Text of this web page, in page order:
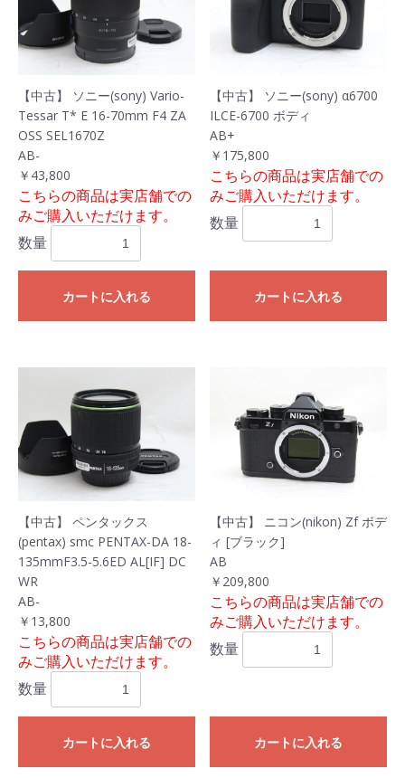
【中古】 ソニー(sony) Vario-
Tessar T* E 16-70mm F4 ZA
OSS SEL1670Z
AB-
￥43,800
こちらの商品は実店舗での
みご購入いただけます。
数量
カートに入れる
【中古】 ソニー(sony) α6700
ILCE-6700 ボディ
AB+
￥175,800
こちらの商品は実店舗での
みご購入いただけます。
数量
カートに入れる
【中古】 ペンタックス
(pentax) smc PENTAX-DA 18-
135mmF3.5-5.6ED AL[IF] DC
WR
AB-
￥13,800
こちらの商品は実店舗での
みご購入いただけます。
数量
カートに入れる
【中古】 ニコン(nikon) Zf ボデ
ィ [ブラック]
AB
￥209,800
こちらの商品は実店舗での
みご購入いただけます。
数量
カートに入れる
お買い物を続ける カートへ進む